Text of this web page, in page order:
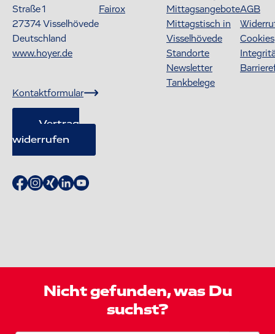
Straße 1
27374Visselhövede
Deutschland
www.hoyer.de
Kontaktformular
Vertrag
widerrufen
Fairox
Mittagsangebote
Mittagstisch in
Visselhövede
Standorte
Newsletter
Tankbelege
AGB
Cookies
Nicht gefunden, was Du
suchst?